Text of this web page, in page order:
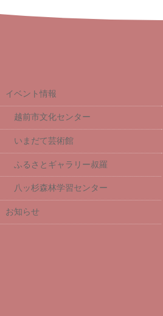
イベント情報
越前市文化センター
いまだて芸術館
ふるさとギャラリー叔羅
八ッ杉森林学習センター
お知らせ